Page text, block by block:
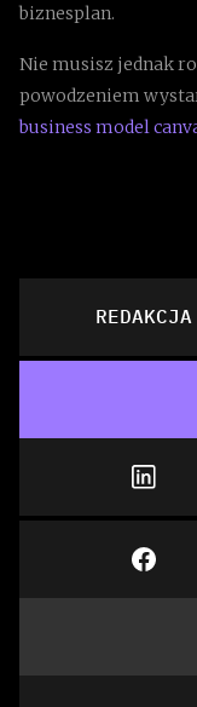
biznesplan.
Nie musisz jednak
powodzeniem
business model
REDAKCJA